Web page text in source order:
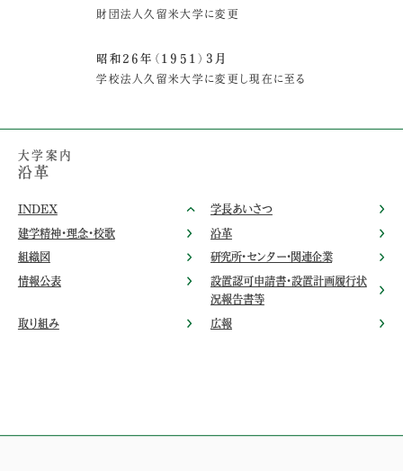
財団法人久留米大学に変更
昭和26年（1951）3月
学校法人久留米大学に変更し現在に至る
大学案内
沿革
INDEX 学長あいさつ
建学精神・理念・校歌 沿革
組織図 研究所・センター・関連企業
情報公表
設置認可申請書・設置計画履行状
況報告書等
取り組み 広報